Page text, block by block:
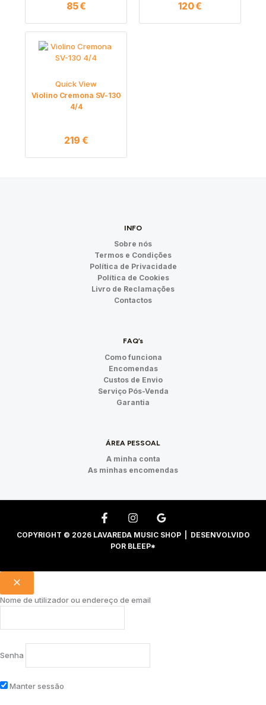
85€ 120€
Quick View
Violino Cremona SV-130
4/4
219 €
INFO
Sobre nós
Termos e Condições
Política de Privacidade
Política de Cookies
Livro de Reclamações
Contactos
FAQ’s
Como funciona
Encomendas
Custos de Envio
Serviço Pós-Venda
Garantia
ÁREA PESSOAL
A minha conta
As minhas encomendas
COPYRIGHT © 2026 LAVAREDA MUSIC SHOP | DESENVOLVIDO
POR BLEEP*
Nome de utilizador ou endereço de email
Senha
Manter sessão